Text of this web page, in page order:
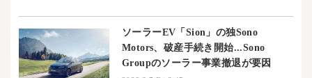
ソーラーEV「Sion」の独Sono
Motors、破産手続き開始...Sono
Groupのソーラー事業撤退が要因